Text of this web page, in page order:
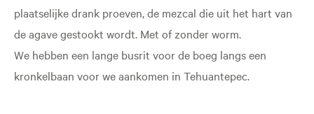
plaatselijke drank proeven, de mezcal die uit het hart van
de agave gestookt wordt. Met of zonder worm.
We hebben een lange busrit voor de boeg langs een
kronkelbaan voor we aankomen in Tehuantepec.